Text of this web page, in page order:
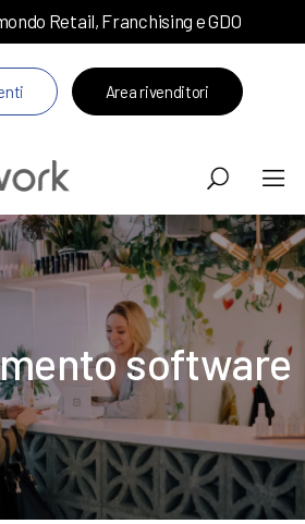
Retail, Franchising e GDO
Area rivenditori
software